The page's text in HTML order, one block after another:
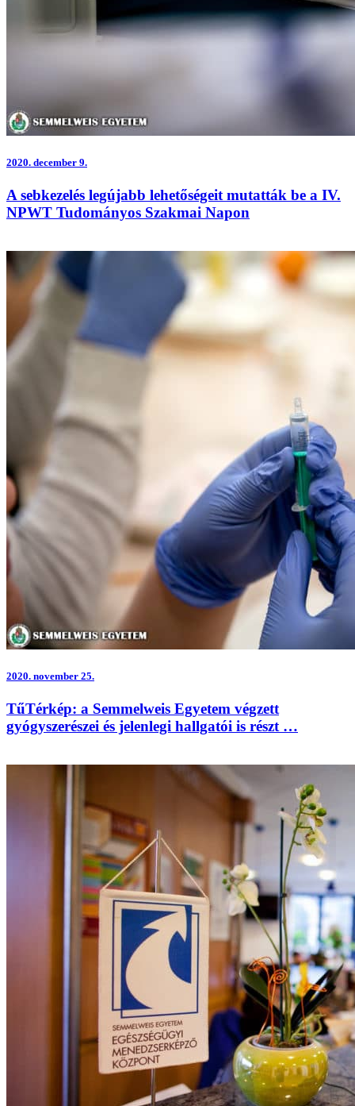
2020. december 9.
A sebkezelés legújabb lehetőségeit mutatták be a IV.
NPWT Tudományos Szakmai Napon
2020. november 25.
TűTérkép: a Semmelweis Egyetem végzett
gyógyszerészei és jelenlegi hallgatói is részt …